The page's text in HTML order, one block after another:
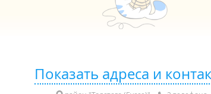
Показать адреса и